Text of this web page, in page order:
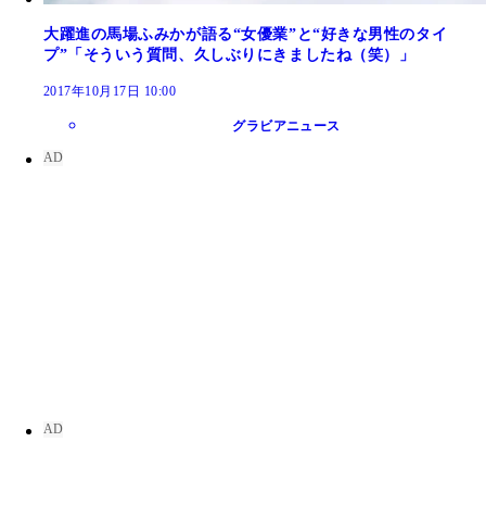
大躍進の馬場ふみかが語る“女優業”と“好きな男性のタイ
プ”「そういう質問、久しぶりにきましたね（笑）」
2017年10月17日 10:00
グラビアニュース